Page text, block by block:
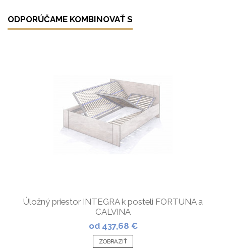
ODPORÚČAME KOMBINOVAŤ S
Úložný priestor INTEGRA k posteli FORTUNA a
CALVINA
od 437,68 €
ZOBRAZIŤ